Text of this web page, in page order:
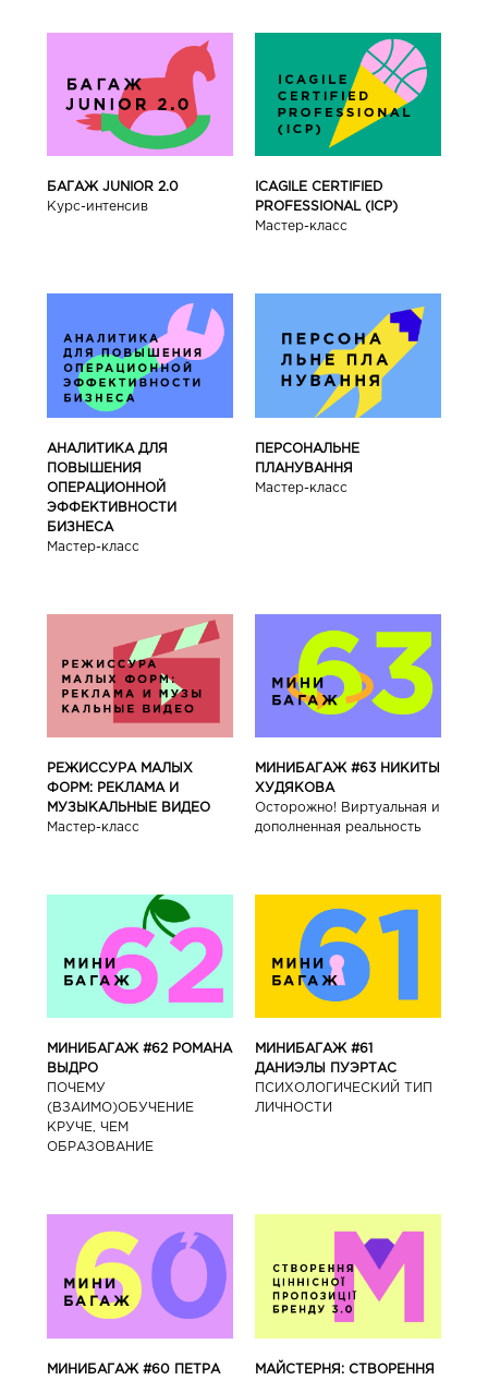
БАГАЖ JUNIOR 2.0
Курс-интенсив
ICAGILE CERTIFIED
PROFESSIONAL (ICP)
Мастер-класс
АНАЛИТИКА ДЛЯ
ПОВЫШЕНИЯ
ОПЕРАЦИОННОЙ
ЭФФЕКТИВНОСТИ
БИЗНЕСА
Мастер-класс
ПЕРСОНАЛЬНЕ
ПЛАНУВАННЯ
Мастер-класс
РЕЖИССУРА МАЛЫХ
ФОРМ: РЕКЛАМА И
МУЗЫКАЛЬНЫЕ ВИДЕО
Мастер-класс
МИНИБАГАЖ #63 НИКИТЫ
ХУДЯКОВА
Осторожно! Виртуальная и
дополненная реальность
МИНИБАГАЖ #62 РОМАНА
ВЫДРО
ПОЧЕМУ
(ВЗАИМО)ОБУЧЕНИЕ
КРУЧЕ, ЧЕМ
ОБРАЗОВАНИЕ
МИНИБАГАЖ #61
ДАНИЭЛЫ ПУЭРТАС
ПСИХОЛОГИЧЕСКИЙ ТИП
ЛИЧНОСТИ
МИНИБАГАЖ #60 ПЕТРА
МАЙСТЕРНЯ: СТВОРЕННЯ